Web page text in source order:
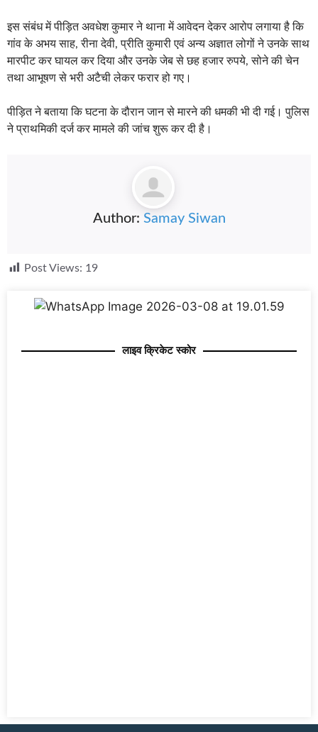
इस संबंध में पीड़ित अवधेश कुमार ने थाना में आवेदन देकर आरोप लगाया है कि
गांव के अभय साह, रीना देवी, प्रीति कुमारी एवं अन्य अज्ञात लोगों ने उनके साथ
मारपीट कर घायल कर दिया और उनके जेब से छह हजार रुपये, सोने की चेन
तथा आभूषण से भरी अटैची लेकर फरार हो गए।
पीड़ित ने बताया कि घटना के दौरान जान से मारने की धमकी भी दी गई। पुलिस
ने प्राथमिकी दर्ज कर मामले की जांच शुरू कर दी है।
Author: Samay Siwan
Post Views: 19
लाइव क्रिकेट स्कोर